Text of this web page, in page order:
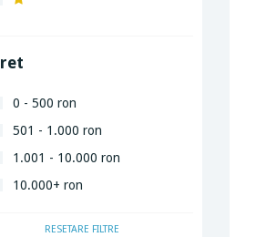
0 - 500 ron
501 - 1.000 ron
1.001 - 10.000 ron
10.000+ ron
RESETARE FILTRE